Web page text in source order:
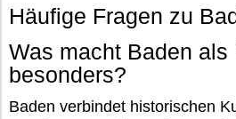
Häufige Fragen zu
Was macht Baden als
besonders?
Baden verbindet historischen